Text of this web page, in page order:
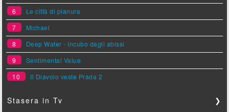
6
Le città di pianura
7
Michael
8
Deep Water - Incubo dagli abissi
9
Sentimental Value
10
Il Diavolo veste Prada 2
Stasera in Tv ❯